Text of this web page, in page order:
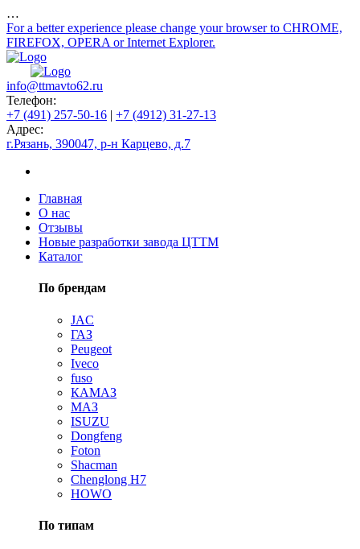
…
For a better experience please change your browser to CHROME,
FIREFOX, OPERA or Internet Explorer.
info@ttmavto62.ru
Телефон:
+7 (491) 257-50-16 | +7 (4912) 31-27-13
Адрес:
г.Рязань, 390047, р-н Карцево, д.7
Главная
О нас
Отзывы
Новые разработки завода ЦТТМ
Каталог
По брендам
JAC
ГАЗ
Peugeot
Iveco
fuso
КАМАЗ
МАЗ
ISUZU
Dongfeng
Foton
Shacman
Сhenglong H7
HOWO
По типам